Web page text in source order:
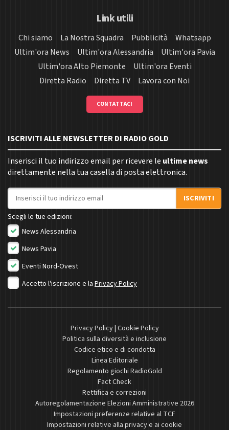
Link utili
Chi siamo La Nostra Squadra Pubblicità
Whatsapp
Ultim'ora News
Ultim'ora Alessandria
Ultim'ora Pavia
Ultim'ora Alto Piemonte
Ultim'ora Eventi
Diretta Radio
Diretta TV Lavora con Noi
CONTATTACI
ISCRIVITI ALLE NEWSLETTER DI RADIO GOLD
Inserisci il tuo indirizzo email per ricevere le ultime news
direttamente nella tua casella di posta elettronica.
Indirizzo email
ISCRIVITI
Scegli le tue edizioni:
News Alessandria
News Pavia
Eventi Nord-Ovest
Accetto l'iscrizione e la Privacy Policy
Privacy Policy| Cookie Policy
Politica sulla diversità e inclusione
Codice etico e di condotta
Linea Editoriale
Regolamento giochi RadioGold
Fact Check
Rettifica e correzioni
Autoregolamentazione Elezioni Amministrative 2026
Impostazioni preferenze relative al TCF
Impostazioni relative alla privacy e ai cookie